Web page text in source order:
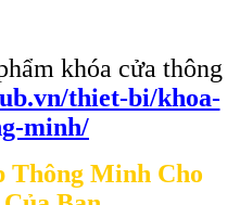
khóa cửa thông
thiet-bi/khoa-
minh/
Thông Minh Cho